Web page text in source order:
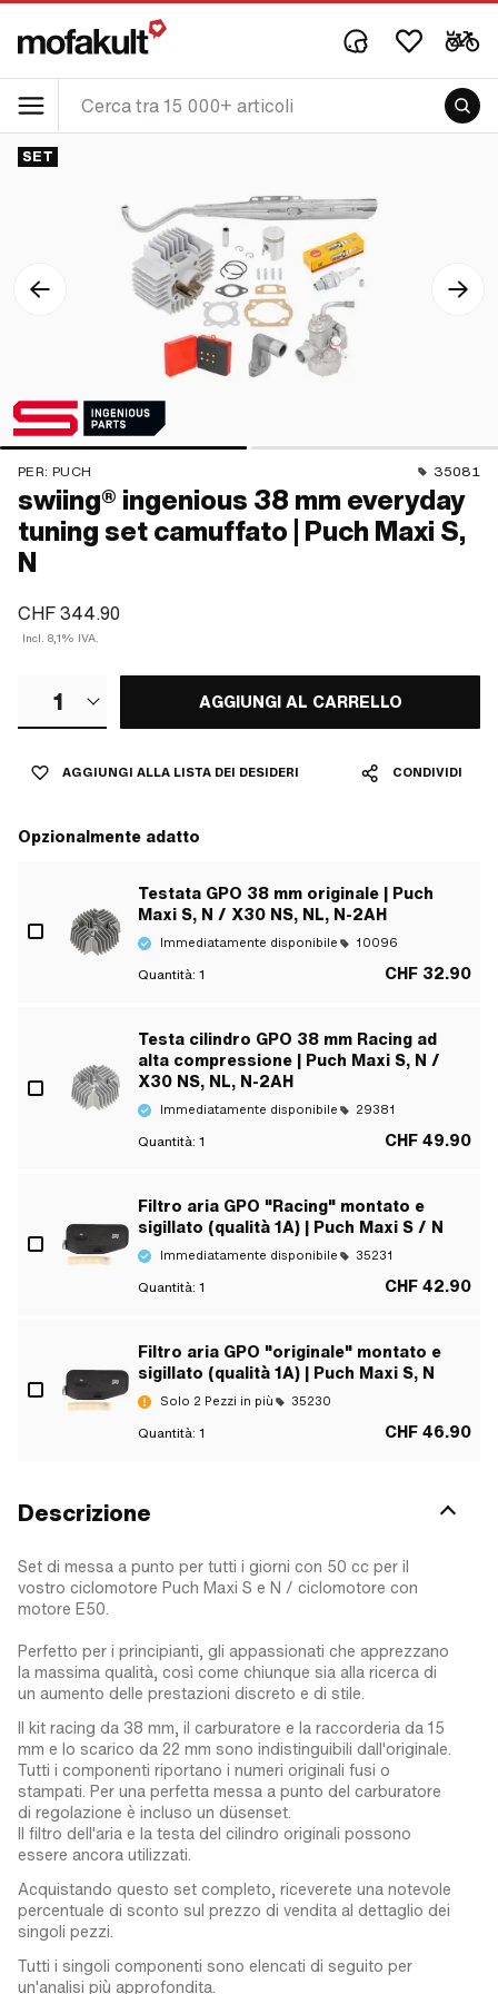
SET
PER: PUCH 35081
swiing® ingenious 38 mm everyday
tuning set camuffato | Puch Maxi S,
N
CHF 344.90
Incl. 8,1% IVA.
1 AGGIUNGI AL CARRELLO
AGGIUNGI ALLA LISTA DEI DESIDERI CONDIVIDI
Opzionalmente adatto
Testata GPO 38 mm originale | Puch
Maxi S, N / X30 NS, NL, N-2AH
Immediatamente disponibile 10096
Quantità: 1 CHF 32.90
Testa cilindro GPO 38 mm Racing ad
alta compressione | Puch Maxi S, N /
X30 NS, NL, N-2AH
Immediatamente disponibile 29381
Quantità: 1 CHF 49.90
Filtro aria GPO "Racing" montato e
sigillato (qualità 1A) | Puch Maxi S / N
Immediatamente disponibile 35231
Quantità: 1 CHF 42.90
Filtro aria GPO "originale" montato e
sigillato (qualità 1A) | Puch Maxi S, N
Solo 2 Pezzi in più 35230
Quantità: 1 CHF 46.90
Descrizione
Set di messa a punto per tutti i giorni con 50 cc per il
vostro ciclomotore Puch Maxi S e N / ciclomotore con
motore E50.
Perfetto per i principianti, gli appassionati che apprezzano
la massima qualità, così come chiunque sia alla ricerca di
un aumento delle prestazioni discreto e di stile.
Il kit racing da 38 mm, il carburatore e la raccorderia da 15
mm e lo scarico da 22 mm sono indistinguibili dall'originale.
Tutti i componenti riportano i numeri originali fusi o
stampati. Per una perfetta messa a punto del carburatore
di regolazione è incluso un düsenset.
Il filtro dell'aria e la testa del cilindro originali possono
essere ancora utilizzati.
Acquistando questo set completo, riceverete una notevole
percentuale di sconto sul prezzo di vendita al dettaglio dei
singoli pezzi.
Tutti i singoli componenti sono elencati di seguito per
un'analisi più approfondita.